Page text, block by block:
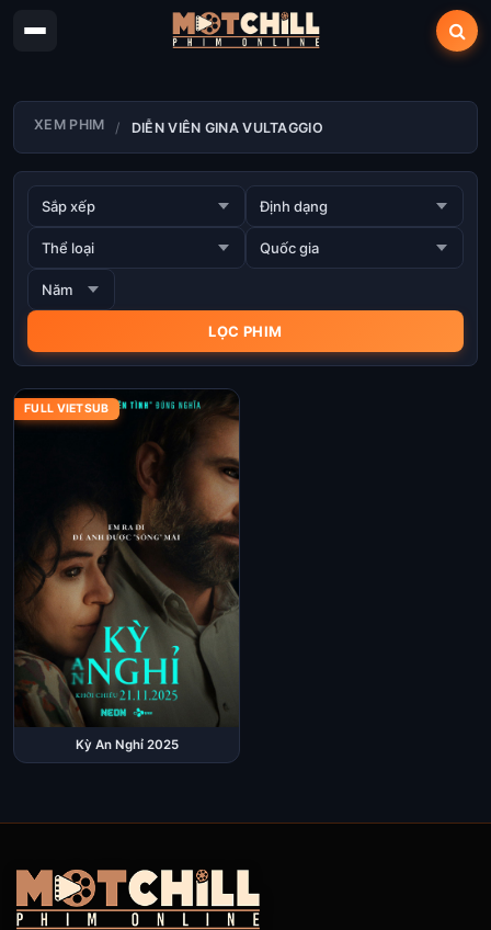
XEM PHIM DIỄN VIÊN GINA VULTAGGIO
FULL VIETSUB
Kỳ An Nghỉ 2025